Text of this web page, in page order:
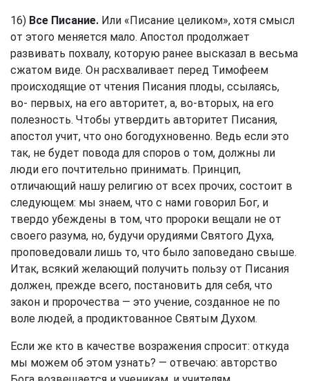
16) Все Писание. Или «Писание целиком», хотя смысл
от этого меняется мало. Апостол продолжает
развивать похвалу, которую ранее высказал в весьма
сжатом виде. Он расхваливает перед Тимофеем
происходящие от чтения Писания плоды, ссылаясь,
во- первых, на его авторитет, а, во-вторых, на его
полезность. Чтобы утвердить авторитет Писания,
апостол учит, что оно богодухновенно. Ведь если это
так, не будет повода для споров о том, должны ли
люди его почтительно принимать. Принцип,
отличающий нашу религию от всех прочих, состоит в
следующем: мы знаем, что с нами говорил Бог, и
твердо убеждены в том, что пророки вещали не от
своего разума, но, будучи орудиями Святого Духа,
проповедовали лишь то, что было заповедано свыше.
Итак, всякий желающий получить пользу от Писания
должен, прежде всего, постановить для себя, что
закон и пророчества — это учение, созданное не по
воле людей, а продиктованное Святым Духом.
Если же кто в качестве возражения спросит: откуда
мы можем об этом узнать? — отвечаю: авторство